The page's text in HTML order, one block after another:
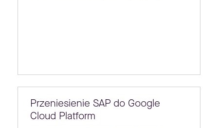
Przeniesienie SAP do Google
Cloud Platform